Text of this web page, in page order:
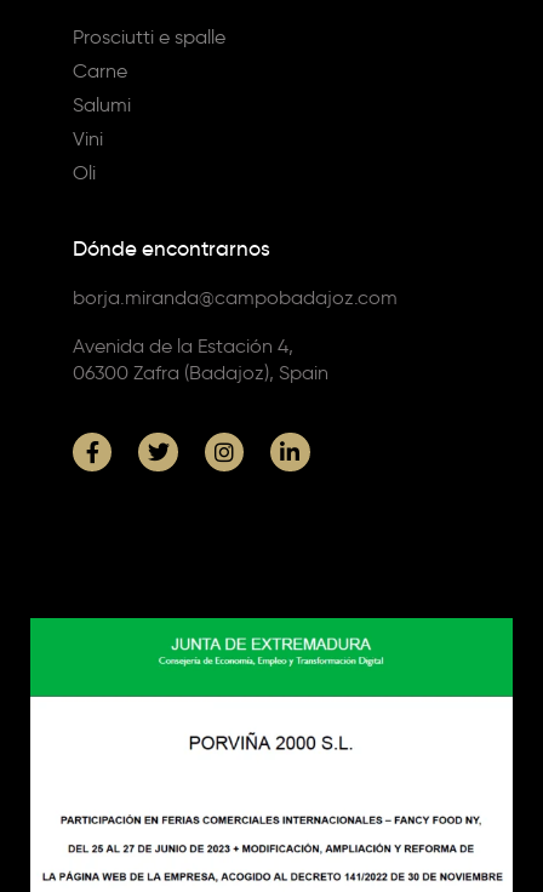
Prosciutti e spalle
Carne
Salumi
Vini
Oli
Dónde encontrarnos
borja.miranda@campobadajoz.com
Avenida de la Estación 4,
06300 Zafra (Badajoz), Spain